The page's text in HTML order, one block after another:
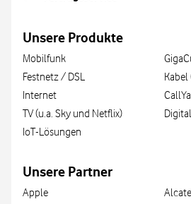
Unsere Produkte
Mobilfunk
Festnetz / DSL
Internet
TV (u.a. Sky und Netflix)
IoT-Lösungen
Unsere Partner
Apple